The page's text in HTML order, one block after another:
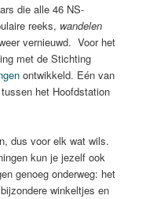
die alle 46 NS-
reeks, wandelen
vernieuwd. Voor het
met de Stichting
ontwikkeld. Eén van
het Hoofdstation
dus voor elk wat wils.
kun je jezelf ook
genoeg onderweg: het
winkeltjes en